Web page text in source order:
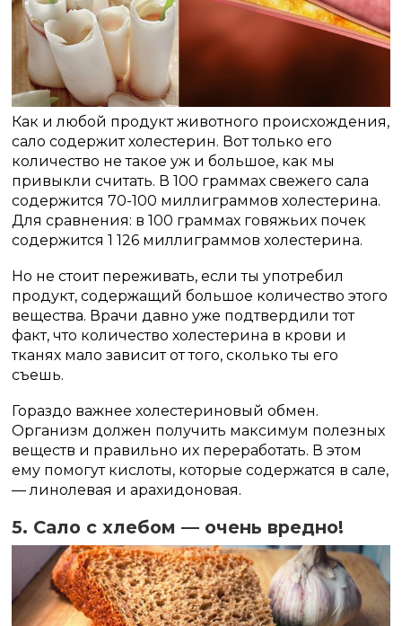
Как и любой продукт животного происхождения,
сало содержит холестерин. Вот только его
количество не такое уж и большое, как мы
привыкли считать. В 100 граммах свежего сала
содержится 70-100 миллиграммов холестерина.
Для сравнения: в 100 граммах говяжьих почек
содержится 1 126 миллиграммов холестерина.
Но не стоит переживать, если ты употребил
продукт, содержащий большое количество этого
вещества. Врачи давно уже подтвердили тот
факт, что количество холестерина в крови и
тканях мало зависит от того, сколько ты его
съешь.
Гораздо важнее холестериновый обмен.
Организм должен получить максимум полезных
веществ и правильно их переработать. В этом
ему помогут кислоты, которые содержатся в сале,
— линолевая и арахидоновая.
5. Сало с хлебом — очень вредно!